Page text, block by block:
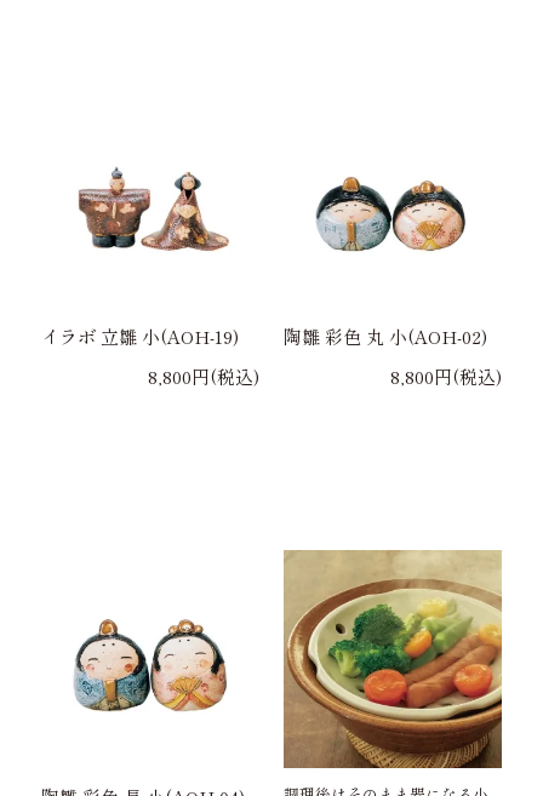
イラボ 立雛 小(AOH-19)
8,800円(税込)
陶雛 彩色 丸 小(AOH-02)
8,800円(税込)